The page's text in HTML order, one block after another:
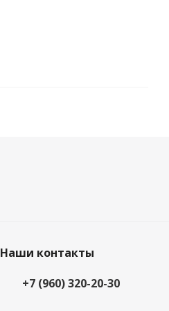
Наши контакты
+7 (960) 320-20-30